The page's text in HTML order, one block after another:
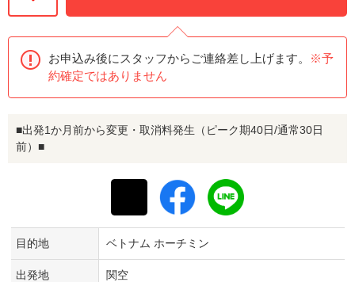
お申込み後にスタッフからご連絡差し上げます。
※予
約確定ではありません
■出発1か月前から変更・取消料発生（ピーク期40日/通常30日
前）■
目的地 ベトナム ホーチミン
出発地 関空